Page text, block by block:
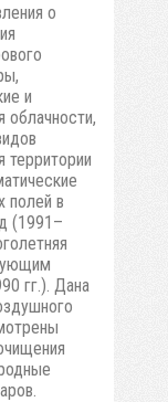
о
и
облачности,
полей в
(1991–
гг.). Дана